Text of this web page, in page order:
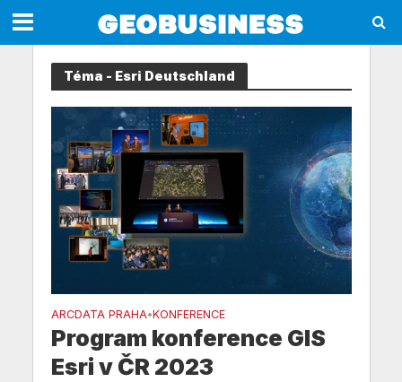
Téma - Esri Deutschland
ARCDATA PRAHA•KONFERENCE
Program konference GIS
Esri v ČR 2023